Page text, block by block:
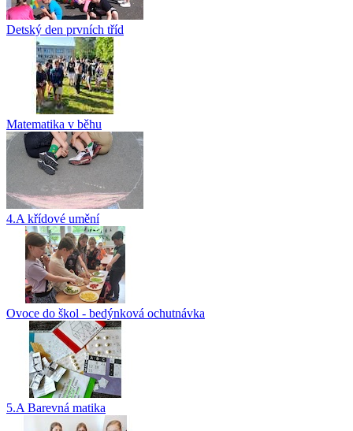
Detský den prvních tříd
Matematika v běhu
4.A křídové umění
Ovoce do škol - bedýnková ochutnávka
5.A Barevná matika